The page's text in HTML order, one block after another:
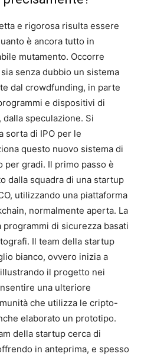
e rigorosa risulta essere
è ancora tutto in
mutamento. Occorre
senza dubbio un sistema
dal crowdfunding, in parte
e dispositivi di
speculazione. Si
sorta di IPO per le
questo nuovo sistema di
per gradi. Il primo passo è
dalla squadra di una startup
utilizzando una piattaforma
normalmente aperta. La
di sicurezza basati
Il team della startup
bianco, ovvero inizia a
il progetto nei
una ulteriore
che utilizza le cripto-
elaborato un prototipo.
della startup cerca di
in anteprima, e spesso